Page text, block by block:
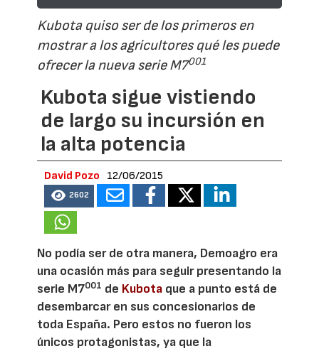
Kubota quiso ser de los primeros en
mostrar a los agricultores qué les puede
ofrecer la nueva serie M7001
Kubota sigue vistiendo
de largo su incursión en
la alta potencia
David Pozo 12/06/2015
2602
No podía ser de otra manera, Demoagro era
una ocasión más para seguir presentando la
serie M7001 de Kubota que a punto está de
desembarcar en sus concesionarios de
toda España. Pero estos no fueron los
únicos protagonistas, ya que la